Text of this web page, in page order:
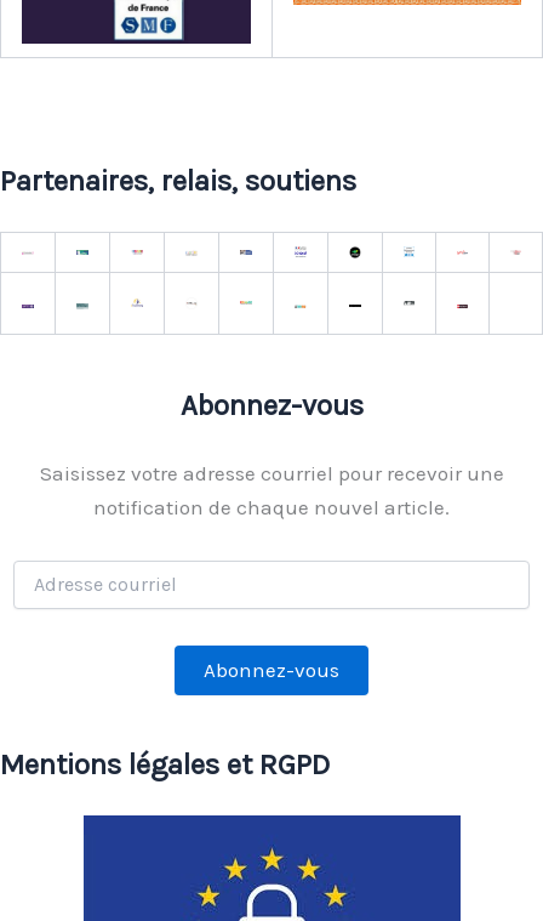
Partenaires, relais, soutiens
Abonnez-vous
Saisissez votre adresse courriel pour recevoir une
notification de chaque nouvel article.
Adresse
courriel
Abonnez-vous
Mentions légales et RGPD